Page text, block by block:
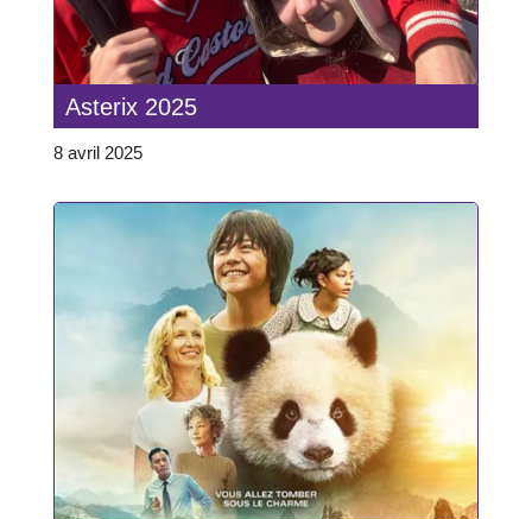
Asterix 2025
8 avril 2025